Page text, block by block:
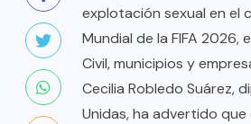
explotación sexual en el
Mundial de la FIFA
Civil, municipios y
Cecilia Robledo Suárez,
Unidas, ha advertido